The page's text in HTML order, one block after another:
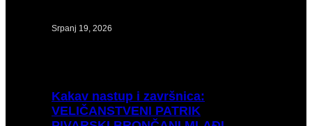
Srpanj 19, 2026
Kakav nastup i završnica:
VELIČANSTVENI PATRIK